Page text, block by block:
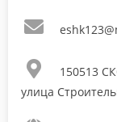
150513
улица